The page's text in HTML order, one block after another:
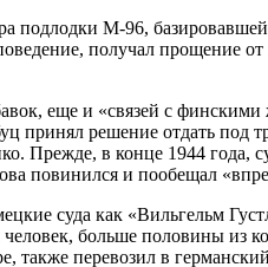
подлодки М-96,
получал прощение
еще и «связей с
решение отдать под
Прежде, в конце 1944 года,
повинился и пообещал
суда как «Вильгельм
человек, больше половины
также перевозил в